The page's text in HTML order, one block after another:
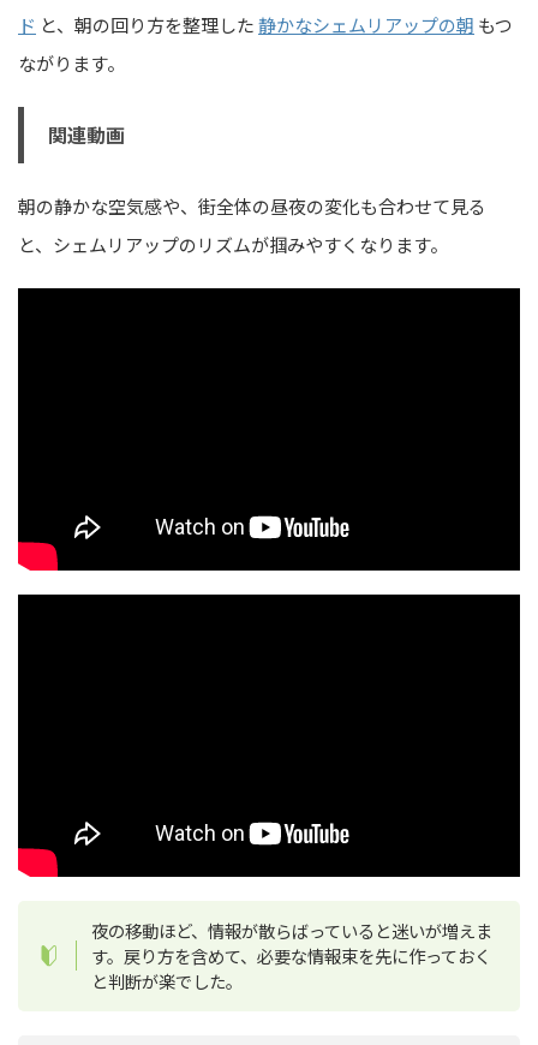
ド と、朝の回り方を整理した静かなシェムリアップの朝 もつ
ながります。
関連動画
朝の静かな空気感や、街全体の昼夜の変化も合わせて見る
と、シェムリアップのリズムが掴みやすくなります。
夜の移動ほど、情報が散らばっていると迷いが増えま
す。戻り方を含めて、必要な情報束を先に作っておく
と判断が楽でした。